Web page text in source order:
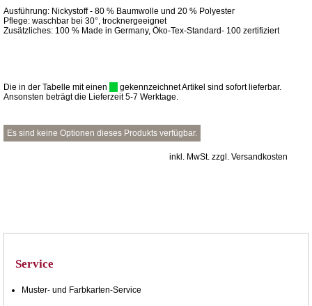
Ausführung: Nickystoff - 80 % Baumwolle und 20 % Polyester
Pflege: waschbar bei 30°, trocknergeeignet
Zusätzliches: 100 % Made in Germany, Öko-Tex-Standard- 100 zertifiziert
Die in der Tabelle mit einen
gekennzeichnet Artikel sind sofort lieferbar.
Ansonsten beträgt die Lieferzeit 5-7 Werktage.
Es sind keine Optionen dieses Produkts verfügbar.
inkl. MwSt. zzgl. Versandkosten
Service
Muster- und Farbkarten-Service